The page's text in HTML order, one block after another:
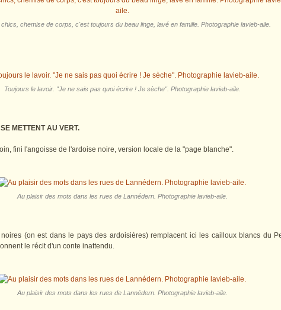
chemise de corps, c'est toujours du beau linge, lavé en famille. Photographie lavieb-aile.
Toujours le lavoir. "Je ne sais pas quoi écrire ! Je sèche". Photographie lavieb-aile.
SE METTENT AU VERT.
fini l'angoisse de l'ardoise noire, version locale de la "page blanche".
Au plaisir des mots dans les rues de Lannédern. Photographie lavieb-aile.
noires (on est dans le pays des ardoisières) remplacent ici les cailloux blancs du
le récit d'un conte inattendu.
Au plaisir des mots dans les rues de Lannédern. Photographie lavieb-aile.